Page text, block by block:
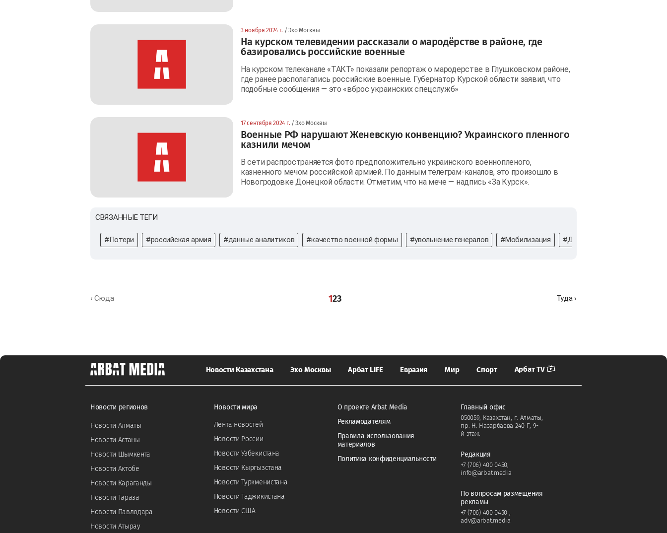
3 ноября 2024 г. / Эхо Москвы
На курском телевидении рассказали о мародёрстве в районе, где
базировались российские военные
На курском телеканале «ТАКТ» показали репортаж о мародерстве в Глушковском районе,
где ранее располагались российские военные. Губернатор Курской области заявил, что
подобные сообщения — это «вброс украинских спецслужб»
17 сентября 2024 г. / Эхо Москвы
Военные РФ нарушают Женевскую конвенцию? Украинского пленного
казнили мечом
В сети распространяется фото предположительно украинского военнопленого,
казненного мечом российской армией. По данным телеграм-каналов, это произошло в
Новогродовке Донецкой области. Отметим, что на мече — надпись «За Курск».
СВЯЗАННЫЕ ТЕГИ
#Потери #российская армия #данные аналитиков #качество военной формы #увольнение генералов #Мобилизация #Данные
‹ Сюда 123 Туда ›
Новости Казахстана Эхо Москвы Арбат LIFE Евразия Мир Спорт Арбат TV
Новости регионов
Новости Алматы
Новости Астаны
Новости Шымкента
Новости Актобе
Новости Караганды
Новости Тараза
Новости Павлодара
Новости Атырау
Новости мира
Лента новостей
Новости России
Новости Узбекистана
Новости Кыргызстана
Новости Туркменистана
Новости Таджикистана
Новости США
О проекте Arbat Media
Рекламодателям
Правила использования
материалов
Политика конфиденциальности
Главный офис
050059, Казахстан, г. Алматы,
пр. Н. Назарбаева 240 Г, 9-
й этаж.
Редакция
+7 (706) 400 0450
info@arbat.media
По вопросам размещения
рекламы
+7 (706) 400 0450
adv@arbat.media